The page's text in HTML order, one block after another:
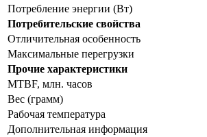
Потребление энергии (Вт)
Потребительские свойства
Отличительная особенность
Максимальные перегрузки
Прочие характеристики
MTBF, млн. часов
Вес (грамм)
Рабочая температура
Дополнительная информация